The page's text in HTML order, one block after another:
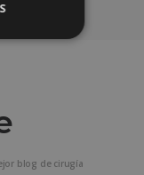
blog de cirugía